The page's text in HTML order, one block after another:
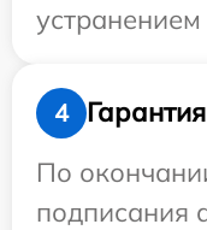
4
Гарантия
По
подписания